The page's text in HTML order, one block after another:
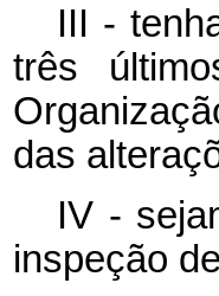
III -
três
das
IV -
inspeção